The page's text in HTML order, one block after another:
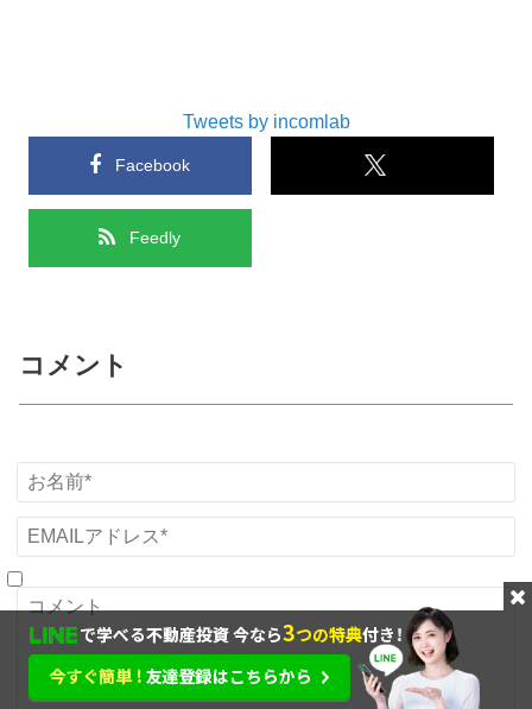
Tweets by incomlab
Facebook
Feedly
コメント